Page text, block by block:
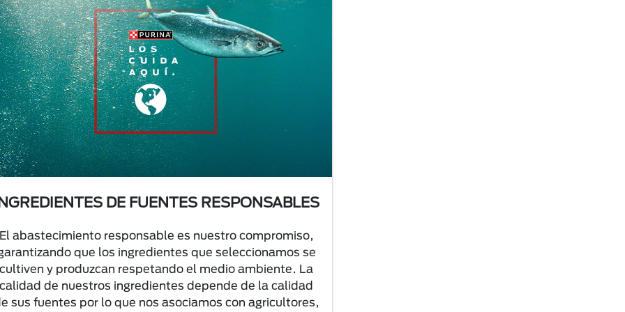
DE FUENTES RESPONSABLES
abastecimiento responsable es nuestro compromiso,
que los ingredientes que seleccionamos se
cultiven y produzcan respetando el medio ambiente. La
calidad de nuestros ingredientes depende de la calidad
sus fuentes por lo que nos asociamos con agricultores,